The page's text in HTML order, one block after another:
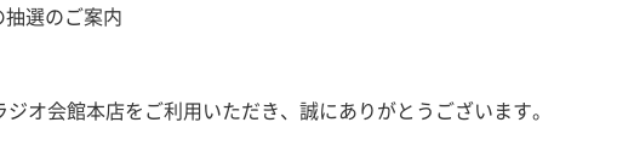
選のご案内
オ会館本店をご利用いただき、誠にありがとうございます。